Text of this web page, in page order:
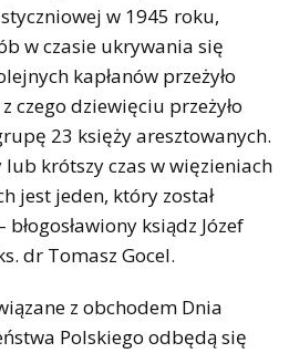
w 1945 roku,
w czasie ukrywania się
kapłanów przeżyło
czego dziewięciu przeżyło
23 księży aresztowanych.
lub krótszy czas w więzieniach
jest jeden, który został
ksiądz Józef
dr Tomasz Gocel.
z obchodem Dnia
Polskiego odbędą się